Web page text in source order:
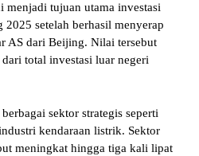
tujuan utama investasi
2025 setelah berhasil menyerap
AS dari Beijing. Nilai tersebut
total investasi luar negeri
sektor strategis seperti
kendaraan listrik. Sektor
meningkat hingga tiga kali lipat